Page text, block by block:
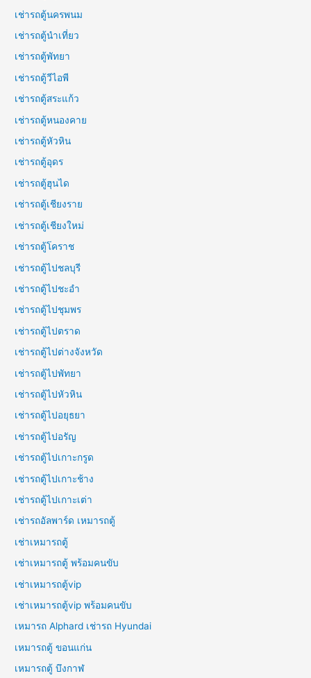
เช่ารถตู้นครพนม
เช่ารถตู้นำเที่ยว
เช่ารถตู้พัทยา
เช่ารถตู้วีไอพี
เช่ารถตู้สระแก้ว
เช่ารถตู้หนองคาย
เช่ารถตู้หัวหิน
เช่ารถตู้อุดร
เช่ารถตู้ฮุนได
เช่ารถตู้เชียงราย
เช่ารถตู้เชียงใหม่
เช่ารถตู้โคราช
เช่ารถตู้ไปชลบุรี
เช่ารถตู้ไปชะอำ
เช่ารถตู้ไปชุมพร
เช่ารถตู้ไปตราด
เช่ารถตู้ไปต่างจังหวัด
เช่ารถตู้ไปพัทยา
เช่ารถตู้ไปหัวหิน
เช่ารถตู้ไปอยุธยา
เช่ารถตู้ไปอรัญ
เช่ารถตู้ไปเกาะกรูด
เช่ารถตู้ไปเกาะช้าง
เช่ารถตู้ไปเกาะเต่า
เช่ารถอัลพาร์ด เหมารถตู้
เช่าเหมารถตู้
เช่าเหมารถตู้ พร้อมคนขับ
เช่าเหมารถตู้vip
เช่าเหมารถตู้vip พร้อมคนขับ
เหมารถ Alphard เช่ารถ Hyundai
เหมารถตู้ ขอนแก่น
เหมารถตู้ บึงกาฬ